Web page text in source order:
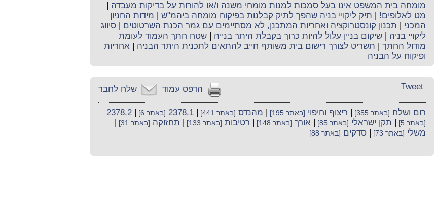
מומחה בית המשפט אינו בעל סמכות למנות מומחי משנה ו/או להורות על בדיקות מעבדה |
מט לאלופים! | תיק ליקויי בניה שהפך לתיק קבלנות בפיקוח מומחה ביהמ"ש | מידות החניון
המכני | תכנון קונסטרוקציה ואחריות המתכנן, לא מסתיימים עם גמר הכנת השרטוטים | סיווג
ליקויי בניה | שיקום בניין עלול להיות כרוך בקבלת היתר בנייה | שטח חתך העמוד לעומת
מודול החתך | תשריט לצורך רישום בית משותף חייב להתאים לתכנית היתר הבניה | אחריות
ופיקוח על הבניה
שלח לחבר הדפס עמוד Tweet
רום ושלח [באתר 355] | ריצוף וחיפוי [באתר 195] | מהנדס [באתר 441] |
2378.1 [באתר 6] |
2378.2
[באתר 5] | תקן ישראלי [באתר 85] | אורך [באתר 148] | רטיבות [באתר 133] | תחזוקה [באתר 31]
|
משלי [באתר 73] | סדקים [באתר 88]